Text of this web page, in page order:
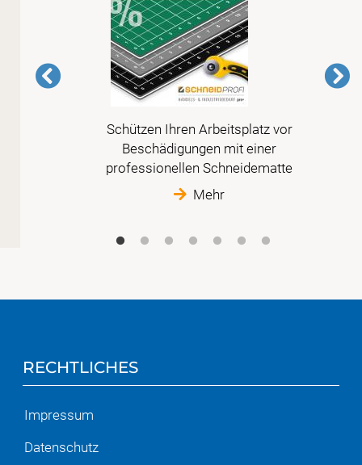
Schützen Ihren Arbeitsplatz vor
Beschädigungen mit einer
professionellen Schneidematte
Mehr
RECHTLICHES
Impressum
Datenschutz